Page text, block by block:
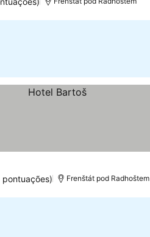
pontuações) Frenštát pod Radhoštem